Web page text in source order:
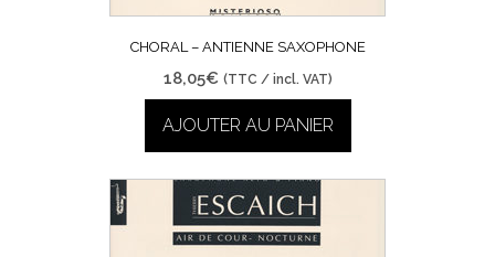
CHORAL – ANTIENNE SAXOPHONE
18,05€ (TTC / incl. VAT)
AJOUTER AU PANIER